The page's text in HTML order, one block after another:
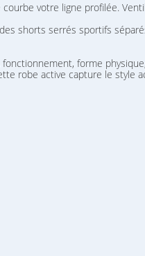
votre ligne profilée.
shorts serrés sportifs
forme
robe active capture le style